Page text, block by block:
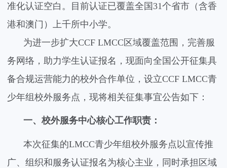
准化认证空白。目前认证已覆盖全国 31个省市（含香
港和澳门）上千所中小学。
为进一步扩大CCF LMCC区域覆盖范围，完善服
务网络，助力学生认证报名，现面向全国公开征集具
备合规运营能力的校外合作单位，设立CCF LMCC青
少年组校外服务点，现将相关征集事宜公告如下：
一、校外服务中心核心工作职责：
本次征集的LMCC青少年组校外服务点以宣传推
广、组织和服务认证报名为核心主业，同时承担区域